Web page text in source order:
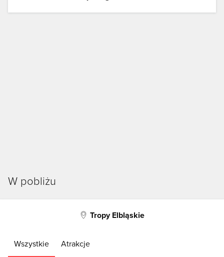
W pobliżu
Tropy Elbląskie
Wszystkie Atrakcje